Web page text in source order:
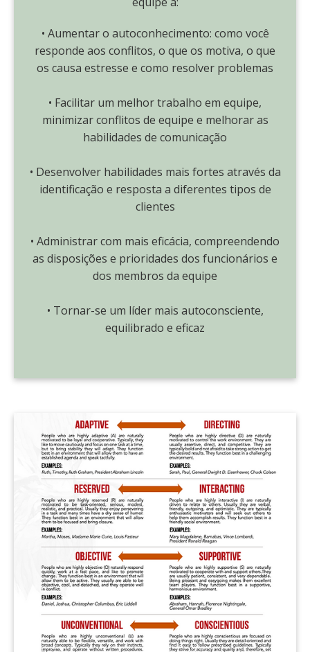
• Aumentar o autoconhecimento: como você
responde aos conflitos, o que os motiva, o que
os causa estresse e como resolver problemas
• Facilitar um melhor trabalho em equipe,
minimizar conflitos de equipe e melhorar as
habilidades de comunicação
• Desenvolver habilidades mais fortes através da
identificação e resposta a diferentes tipos de
clientes
• Administrar com mais eficácia, compreendendo
as disposições e prioridades dos funcionários e
dos membros da equipe
• Tornar-se um líder mais autoconsciente,
equilibrado e eficaz